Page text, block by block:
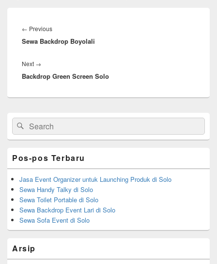
pos
← PreviousPrevious
post:
Sewa Backdrop Boyolali
Next →
post:
Backdrop Green Screen Solo
Primary
Sidebar
Widget
Area
Search
for:
Search
Pos-pos Terbaru
Jasa Event Organizer untuk Launching Produk di Solo
Sewa Handy Talky di Solo
Sewa Toilet Portable di Solo
Sewa Backdrop Event Lari di Solo
Sewa Sofa Event di Solo
Arsip